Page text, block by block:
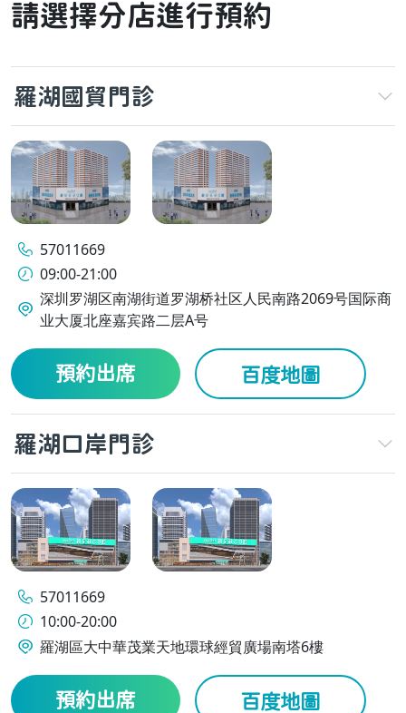
請選擇分店進行預約
羅湖國貿門診
57011669
09:00-21:00
深圳罗湖区南湖街道罗湖桥社区人民南路2069号国际商
业大厦北座嘉宾路二层A号
預約出席 百度地圖
羅湖口岸門診
57011669
10:00-20:00
羅湖區大中華茂業天地環球經貿廣場南塔6樓
預約出席 百度地圖